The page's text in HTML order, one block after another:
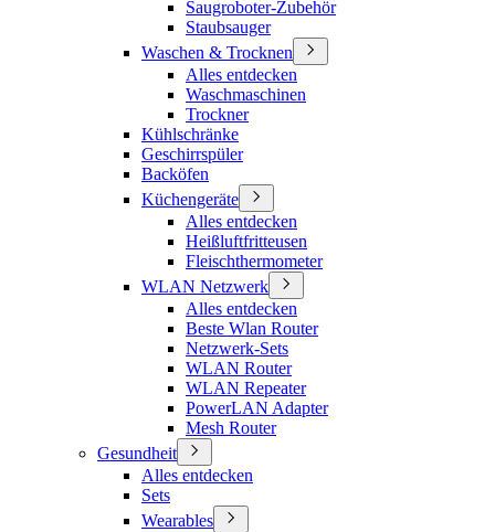
Saugroboter-Zubehör
Staubsauger
Waschen & Trocknen
Alles entdecken
Waschmaschinen
Trockner
Kühlschränke
Geschirrspüler
Backöfen
Küchengeräte
Alles entdecken
Heißluftfritteusen
Fleischthermometer
WLAN Netzwerk
Alles entdecken
Beste Wlan Router
Netzwerk-Sets
WLAN Router
WLAN Repeater
PowerLAN Adapter
Mesh Router
Gesundheit
Alles entdecken
Sets
Wearables